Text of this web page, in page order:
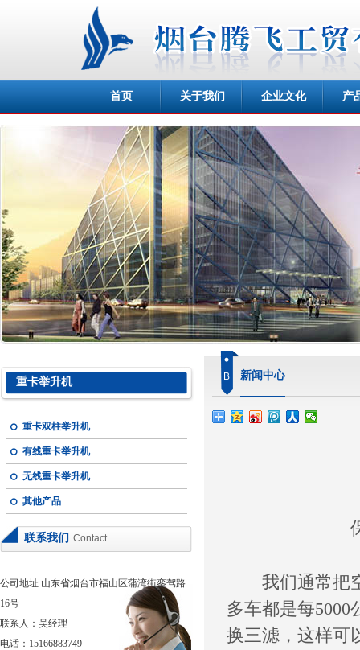
首页 关于我们 企业文化 产
重卡举升机
重卡双柱举升机
有线重卡举升机
无线重卡举升机
其他产品
联系我们 Contact
公司地址:山东省烟台市福山区蒲湾街銮驾路
16号
联系人：吴经理
电话：15166883749
B 新闻中心
我们通常把空
多车都是每
换三滤，这样可